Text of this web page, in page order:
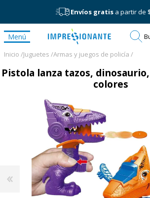
Envíos gratisa partir de
Menú
Inicio /Juguetes /Armas y juegos de policía /
Pistola lanza tazos,
colores